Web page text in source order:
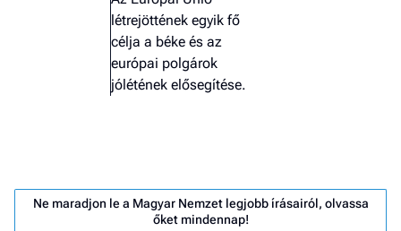
létrejöttének egyik fő
célja a béke és az
európai polgárok
jólétének elősegítése.
Ne maradjon le a Magyar Nemzet legjobb írásairól, olvassa
őket mindennap!